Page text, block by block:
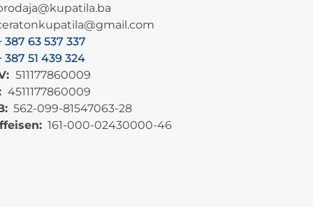
387 63 537 337
387 51 439 324
511177860009
4511177860009
562-099-81547063-28
161-000-02430000-46